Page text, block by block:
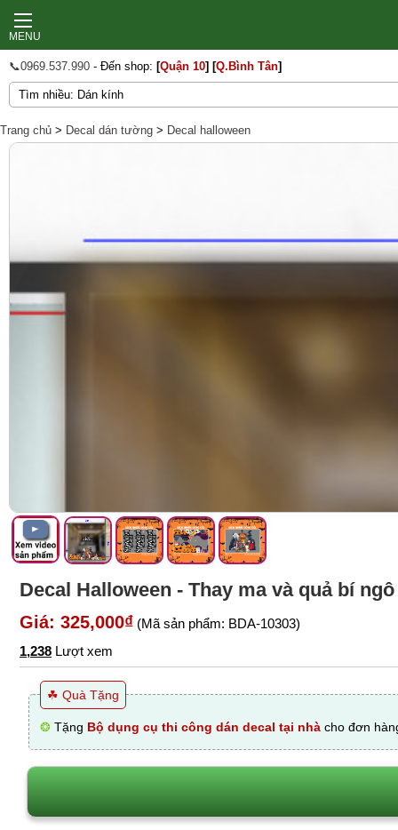
MENU
📞0969.537.990 - Đến shop: [Quận 10] [Q.Bình Tân]
Trang chủ > Decal dán tường > Decal halloween
Decal Halloween - Thay ma và quả bí
Giá: 325,000₫ (Mã sản phẩm: BDA-10303)
1,238 Lượt xem
☘ Quà Tặng
❂ Tặng Bộ dụng cụ thi công dán decal tại nhà cho đơn